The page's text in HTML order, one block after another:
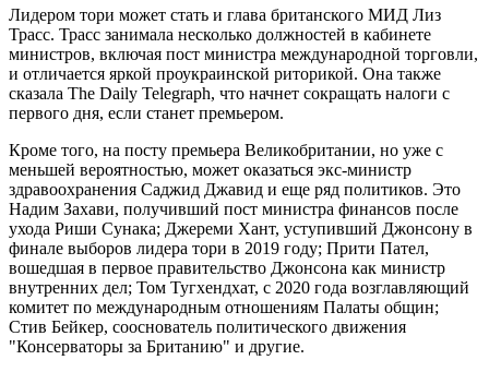
Лидером тори может стать и глава британского МИД Лиз
Трасс. Трасс занимала несколько должностей в кабинете
министров, включая пост министра международной торговли,
и отличается яркой проукраинской риторикой. Она также
сказала The Daily Telegraph, что начнет сокращать налоги с
первого дня, если станет премьером.
Кроме того, на посту премьера Великобритании, но уже с
меньшей вероятностью, может оказаться экс-министр
здравоохранения Саджид Джавид и еще ряд политиков. Это
Надим Захави, получивший пост министра финансов после
ухода Риши Сунака; Джереми Хант, уступивший Джонсону в
финале выборов лидера тори в 2019 году; Прити Пател,
вошедшая в первое правительство Джонсона как министр
внутренних дел; Том Тугхендхат, с 2020 года возглавляющий
комитет по международным отношениям Палаты общин;
Стив Бейкер, сооснователь политического движения
"Консерваторы за Британию" и другие.